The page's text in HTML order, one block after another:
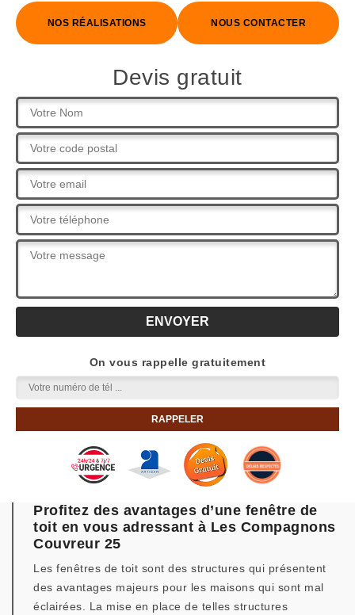
NOS RÉALISATIONS NOUS CONTACTER
Devis gratuit
On vous rappelle gratuitement
Profitez des avantages d’une fenêtre de
toit en vous adressant à Les Compagnons
Couvreur 25
Les fenêtres de toit sont des structures qui présentent
des avantages majeurs pour les maisons qui sont mal
éclairées. La mise en place de telles structures